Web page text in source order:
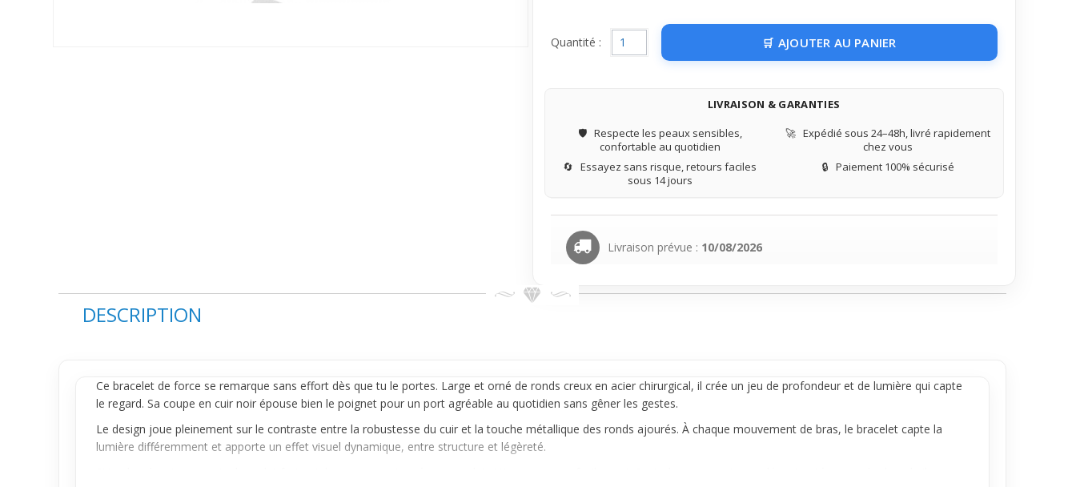
Quantité : AJOUTER AU PANIER
LIVRAISON & GARANTIES
🛡️ Respecte les peaux sensibles,
confortable au quotidien
🚀 Expédié sous 24–48h, livré rapidement
chez vous
🔄 Essayez sans risque, retours faciles
sous 14 jours
🔒 Paiement 100% sécurisé
Livraison prévue : 10/08/2026
DESCRIPTION
Ce braceletde force se remarque sans effort dès que tu le portes. Large et orné de ronds creux en acier chirurgical, il crée un jeu de profondeur et de lumière qui capte
le regard. Sa coupe en cuir noir épouse bien le poignet pour un port agréable au quotidien sans gêner les gestes.
Le design joue pleinement sur le contraste entre la robustesse du cuir et la touche métallique des ronds ajourés. À chaque mouvement de bras, le bracelet capte la
lumière différemment et apporte un effet visuel dynamique, entre structure et légèreté.